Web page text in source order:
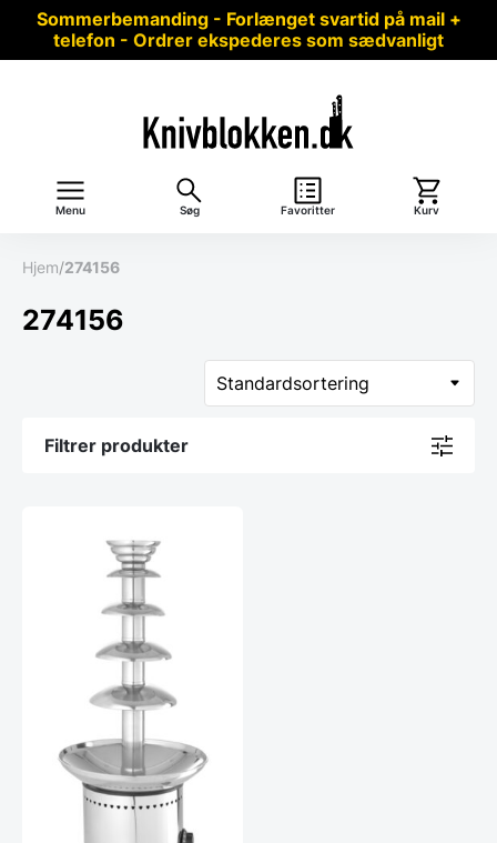
Sommerbemanding - Forlænget svartid på mail +
telefon - Ordrer ekspederes som sædvanligt
Menu Søg Favoritter Kurv
Hjem/274156
274156
Filtrer produkter